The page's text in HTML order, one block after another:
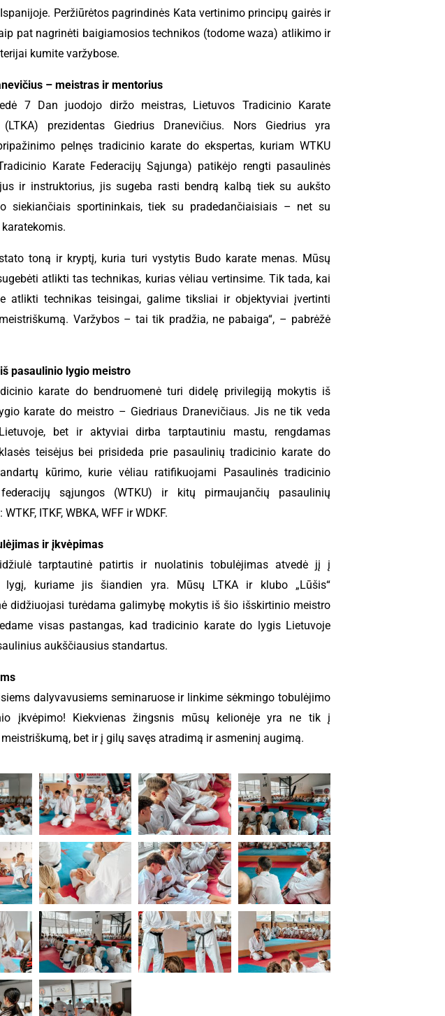
Peržiūrėtos pagrindinės Kata vertinimo principų gairės ir
pat nagrinėti baigiamosios technikos (todome waza) atlikimo ir
kumite varžybose.
– meistras ir mentorius
7 Dan juodojo diržo meistras, Lietuvos Tradicinio Karate
(LTKA) prezidentas Giedrius Dranevičius. Nors Giedrius yra
pelnęs tradicinio karate do ekspertas, kuriam WTKU
Karate Federacijų Sąjunga) patikėjo rengti pasaulinės
ir instruktorius, jis sugeba rasti bendrą kalbą tiek su aukšto
siekiančiais sportininkais, tiek su pradedančiaisiais – net su
toną ir kryptį, kuria turi vystytis Budo karate menas. Mūsų
atlikti tas technikas, kurias vėliau vertinsime. Tik tada, kai
atlikti technikas teisingai, galime tiksliai ir objektyviai įvertinti
Varžybos – tai tik pradžia, ne pabaiga“, – pabrėžė
pasaulinio lygio meistro
karate do bendruomenė turi didelę privilegiją mokytis iš
karate do meistro – Giedriaus Dranevičiaus. Jis ne tik veda
bet ir aktyviai dirba tarptautiniu mastu, rengdamas
teisėjus bei prisideda prie pasaulinių tradicinio karate do
kūrimo, kurie vėliau ratifikuojami Pasaulinės tradicinio
sąjungos (WTKU) ir kitų pirmaujančių pasaulinių
ITKF, WBKA, WFF ir WDKF.
ir įkvėpimas
tarptautinė patirtis ir nuolatinis tobulėjimas atvedė jį į
lygį, kuriame jis šiandien yra. Mūsų LTKA ir klubo „Lūšis“
didžiuojasi turėdama galimybę mokytis iš šio išskirtinio meistro
visas pastangas, kad tradicinio karate do lygis Lietuvoje
aukščiausius standartus.
dalyvavusiems seminaruose ir linkime sėkmingo tobulėjimo
įkvėpimo! Kiekvienas žingsnis mūsų kelionėje yra ne tik į
bet ir į gilų savęs atradimą ir asmeninį augimą.